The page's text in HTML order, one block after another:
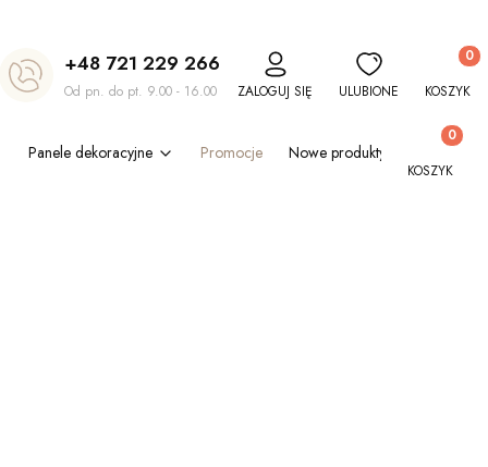
+48 721 229 266
Od pn. do pt. 9.00 - 16.00 ZALOGUJ SIĘ ULUBIONE KOSZYK
Panele dekoracyjne Promocje Nowe produkty
Produkty
KOSZYK